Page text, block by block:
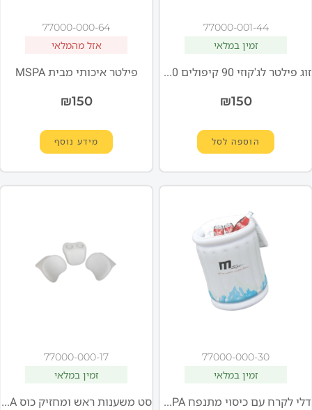
77000-001-44
זמין במלאי
זוג פילטר לג'קוזי 90 קיפולים MSPA LF90
₪150
הוספה לסל
77000-000-64
אזל מהמלאי
פילטר איכותי מבית MSPA
₪150
מידע נוסף
77000-000-30
זמין במלאי
דלי לקרח עם כיסוי מתנפח MSPA
77000-000-17
זמין במלאי
סט משענות ראש ומחזיק כוס MSPA